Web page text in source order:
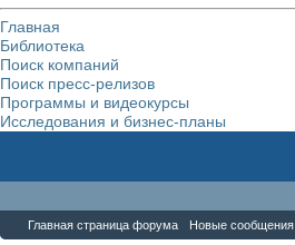
Главная
Библиотека
Поиск компаний
Поиск пресс-релизов
Программы и видеокурсы
Исследования и бизнес-планы
Главная страница форума Новые сообщения